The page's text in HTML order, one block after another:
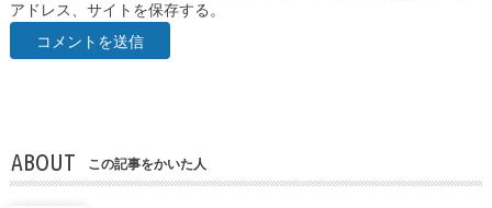
アドレス、サイトを保存する。
ABOUT この記事をかいた人